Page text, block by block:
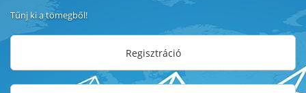
Tűnj ki a tömegből!
Regisztráció